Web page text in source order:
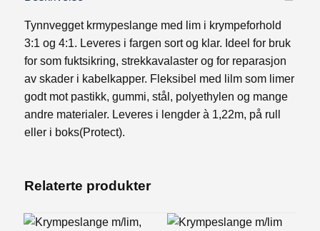
Tynnvegget krmypeslange med lim i krympeforhold
3:1 og 4:1. Leveres i fargen sort og klar. Ideel for bruk
for som fuktsikring, strekkavalaster og for reparasjon
av skader i kabelkapper. Fleksibel med lilm som limer
godt mot pastikk, gummi, stål, polyethylen og mange
andre materialer. Leveres i lengder à 1,22m, på rull
eller i boks(Protect).
Relaterte produkter